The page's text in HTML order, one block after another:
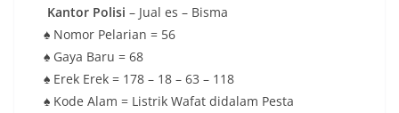
Kantor Polisi – Jual es – Bisma
♠ Nomor Pelarian = 56
♠ Gaya Baru = 68
♠ Erek Erek = 178 – 18 – 63 – 118
♠ Kode Alam = Listrik Wafat didalam Pesta